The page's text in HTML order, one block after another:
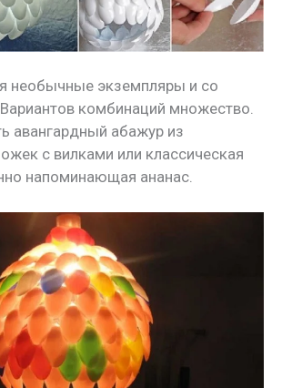
необычные экземпляры и со
комбинаций множество.
авангардный абажур из
с вилками или классическая
напоминающая ананас.